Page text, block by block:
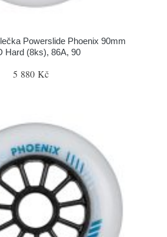
Powerslide Phoenix 90mm
Hard (8ks), 86A, 90
5 880 Kč